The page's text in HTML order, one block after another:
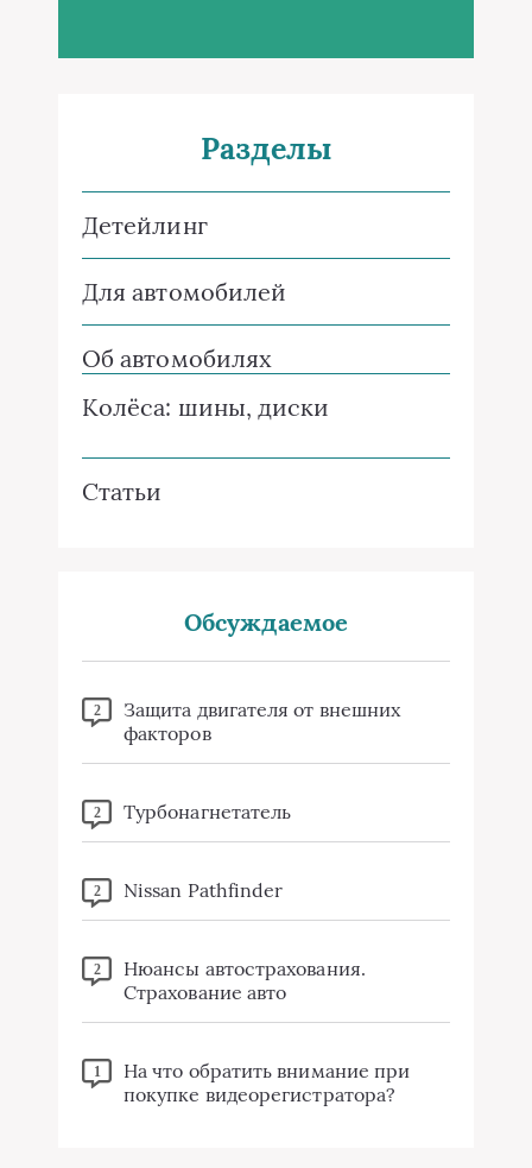
Разделы
Детейлинг
Для автомобилей
Об автомобилях
Колёса: шины, диски
Статьи
Обсуждаемое
2
Защита двигателя от внешних
факторов
2 Турбонагнетатель
2 Nissan Pathfinder
2
Нюансы автострахования.
Страхование авто
1
На что обратить внимание при
покупке видеорегистратора?